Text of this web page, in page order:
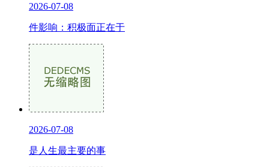
2026-07-08
件影响：积极面正在于
2026-07-08
是人生最主要的事